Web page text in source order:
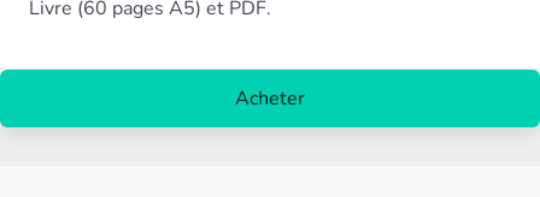
Livre (60 pages A5) et PDF.
Acheter